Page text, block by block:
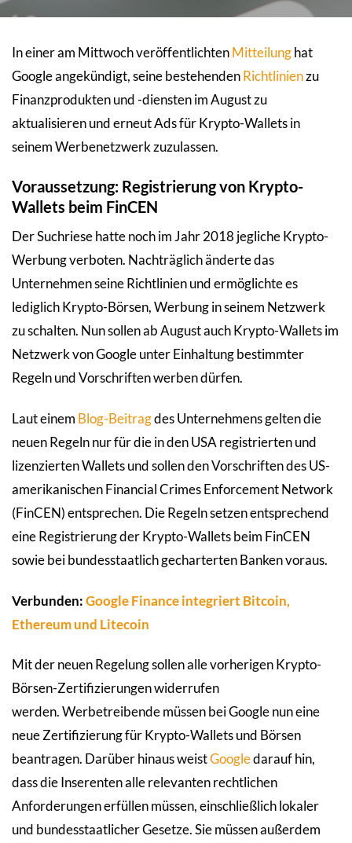
In einer am Mittwoch veröffentlichtenMitteilunghat
Google angekündigt, seine bestehendenRichtlinienzu
Finanzprodukten und -diensten im August zu
aktualisieren und erneut Ads für Krypto-Wallets in
seinem Werbenetzwerk zuzulassen.
Voraussetzung: Registrierung von Krypto-
Wallets beim FinCEN
Der Suchriese hatte noch im Jahr 2018 jegliche Krypto-
Werbung verboten. Nachträglich änderte das
Unternehmen seine Richtlinien und ermöglichte es
lediglich Krypto-Börsen, Werbung in seinem Netzwerk
zu schalten. Nun sollen ab August auch Krypto-Wallets im
Netzwerk von Google unter Einhaltung bestimmter
Regeln und Vorschriften werben dürfen.
Laut einem Blog-Beitragdes Unternehmens gelten die
neuen Regeln nur für die in den USA registrierten und
lizenzierten Wallets und sollen den Vorschriften des US-
amerikanischen Financial Crimes Enforcement Network
(FinCEN) entsprechen. Die Regeln setzen entsprechend
eine Registrierung der Krypto-Wallets beim FinCEN
sowie bei bundesstaatlich gecharterten Banken voraus.
Verbunden:Google Finance integriert Bitcoin,
Ethereum und Litecoin
Mit der neuen Regelung sollen alle vorherigen Krypto-
Börsen-Zertifizierungen widerrufen
werden. Werbetreibende müssen bei Google nun eine
neue Zertifizierung für Krypto-Wallets und Börsen
beantragen. Darüber hinaus weistGoogledarauf hin,
dass die Inserenten alle relevanten rechtlichen
Anforderungen erfüllen müssen, einschließlich lokaler
und bundesstaatlicher Gesetze. Sie müssen außerdem